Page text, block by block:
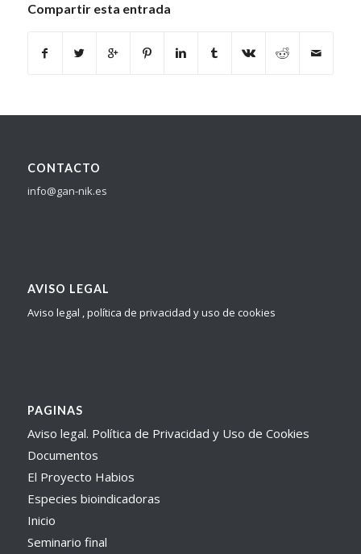
Compartir esta entrada
CONTACTO
info@gan-nik.es
AVISO LEGAL
Aviso legal , política de privacidad y uso de cookies
PAGINAS
Aviso legal. Política de Privacidad y Uso de Cookies
Documentos
El Proyecto Habios
Especies bioindicadoras
Inicio
Seminario final